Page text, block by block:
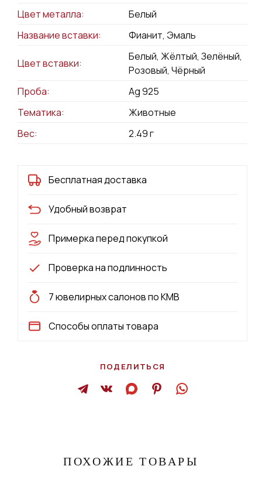
Цвет металла:
Белый
Название вставки:
Фианит, Эмаль
Цвет вставки:
Белый, Жёлтый, Зелёный,
Розовый, Чёрный
Проба:
Ag 925
Тематика:
Животные
Вес:
2.49г
Бесплатная доставка
Удобный возврат
Примерка перед покупкой
Проверка на подлинность
7 ювелирных салонов по КМВ
Способы оплаты товара
ПОДЕЛИТЬСЯ
ПОХОЖИЕ ТОВАРЫ